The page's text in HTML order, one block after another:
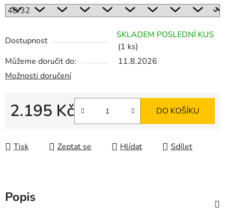
Dostupnost
SKLADEM POSLEDNÍ KUS
(1 ks)
Můžeme doručit do:
11.8.2026
Možnosti doručení
2.195 Kč DO KOŠÍKU
Tisk Zeptat se Hlídat Sdílet
Popis